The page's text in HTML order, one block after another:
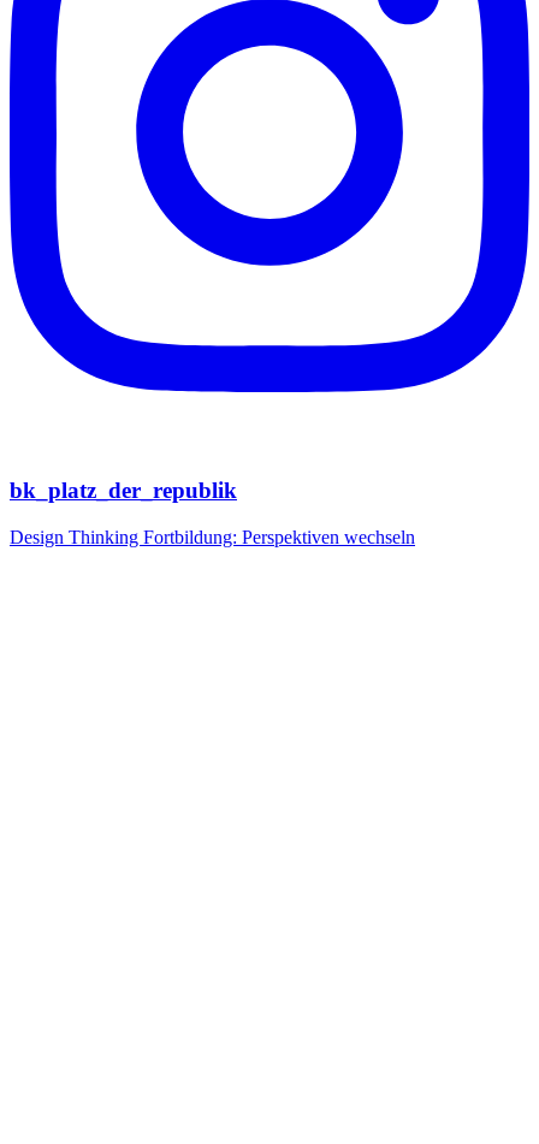
bk_platz_der_republik
Design Thinking Fortbildung: Perspektiven wechseln